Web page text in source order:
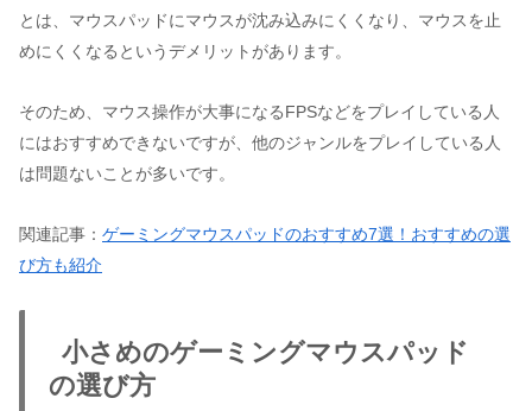
とは、マウスパッドにマウスが沈み込みにくくなり、マウスを止
めにくくなるというデメリットがあります。
そのため、マウス操作が大事になるFPSなどをプレイしている人
にはおすすめできないですが、他のジャンルをプレイしている人
は問題ないことが多いです。
関連記事： ゲーミングマウスパッドのおすすめ7選！おすすめの選
び方も紹介
小さめのゲーミングマウスパッド
の選び方